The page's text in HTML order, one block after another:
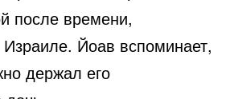
после времени,
Йоав вспоминает,
держал его